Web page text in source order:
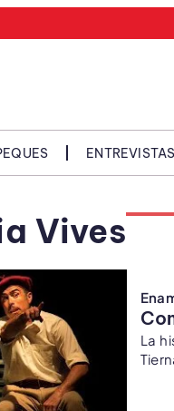
ENTREVISTAS
Vives
La